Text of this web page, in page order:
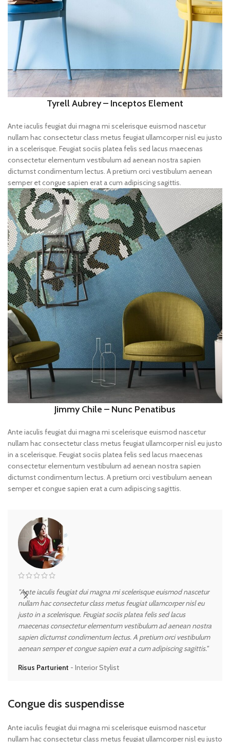
Tyrell Aubrey – Inceptos Element
Ante iaculis feugiat dui magna mi scelerisque euismod nascetur
nullam hac consectetur class metus feugiat ullamcorper nisl eu justo
in a scelerisque. Feugiat sociis platea felis sed lacus maecenas
consectetur elementum vestibulum ad aenean nostra sapien
dictumst condimentum lectus. A pretium orci vestibulum aenean
semper et congue sapien erat a cum adipiscing sagittis.
Jimmy Chile – Nunc Penatibus
Ante iaculis feugiat dui magna mi scelerisque euismod nascetur
nullam hac consectetur class metus feugiat ullamcorper nisl eu justo
in a scelerisque. Feugiat sociis platea felis sed lacus maecenas
consectetur elementum vestibulum ad aenean nostra sapien
dictumst condimentum lectus. A pretium orci vestibulum aenean
semper et congue sapien erat a cum adipiscing sagittis.
"Ante iaculis feugiat dui magna mi scelerisque euismod nascetur
nullam hac consectetur class metus feugiat ullamcorper nisl eu
justo in a scelerisque. Feugiat sociis platea felis sed lacus
maecenas consectetur elementum vestibulum ad aenean nostra
sapien dictumst condimentum lectus. A pretium orci vestibulum
aenean semper et congue sapien erat a cum adipiscing sagittis."
Risus Parturient Interior Stylist
Congue dis suspendisse
Ante iaculis feugiat dui magna mi scelerisque euismod nascetur
nullam hac consectetur class metus feugiat ullamcorper nisl eu justo